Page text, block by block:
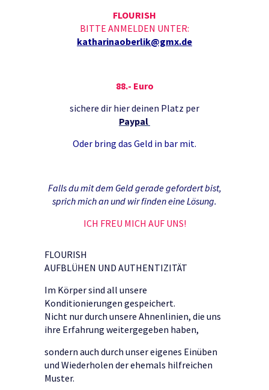
FLOURISH
BITTE ANMELDEN UNTER:
katharinaoberlik@gmx.de
88.- Euro
sichere dir hier deinen Platz per
Paypal
Oder bring das Geld in bar mit.
Falls du mit dem Geld gerade gefordert bist,
sprich mich an und wir finden eine Lösung.
ICH FREU MICH AUF UNS!
FLOURISH
AUFBLÜHEN UND AUTHENTIZITÄT
Im Körper sind all unsere
Konditionierungen gespeichert.
Nicht nur durch unsere Ahnenlinien, die uns
ihre Erfahrung weitergegeben haben,
sondern auch durch unser eigenes Einüben
und Wiederholen der ehemals hilfreichen
Muster.